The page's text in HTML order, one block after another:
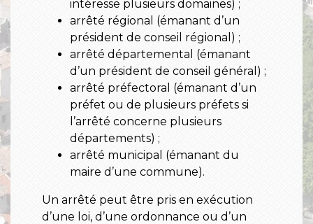
intéresse plusieurs domaines) ;
arrêté régional (émanant d’un
président de conseil régional) ;
arrêté départemental (émanant
d’un président de conseil général) ;
arrêté préfectoral (émanant d’un
préfet ou de plusieurs préfets si
l’arrêté concerne plusieurs
départements) ;
arrêté municipal (émanant du
maire d’une commune).
Un arrêté peut être pris en exécution
d’une loi, d’une ordonnance ou d’un